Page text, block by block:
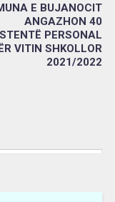
E BUJANOCIT
ANGAZHON 40
PERSONAL
VITIN SHKOLLOR
2021/2022